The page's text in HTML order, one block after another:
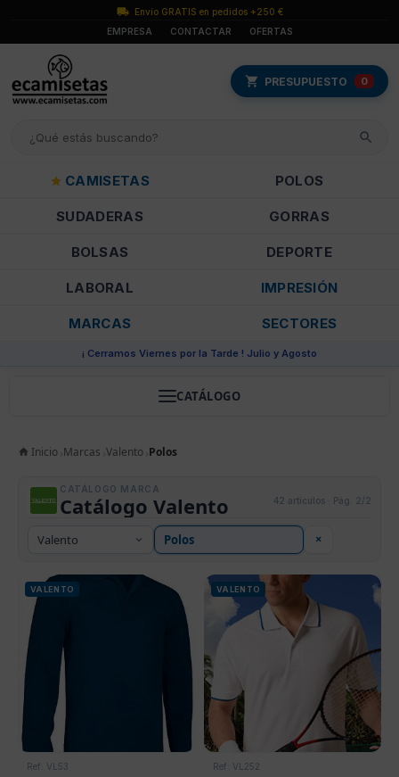
Envío GRATIS en pedidos +250 €
EMPRESA
CONTACTAR OFERTAS
PRESUPUESTO 0
CAMISETAS POLOS
SUDADERAS GORRAS
BOLSAS DEPORTE
LABORAL IMPRESIÓN
MARCAS SECTORES
¡ Cerramos Viernes por la Tarde ! Julio y Agosto
CATÁLOGO
Inicio Marcas Valento Polos
CATÁLOGO MARCA
Catálogo Valento
×
42 artículos · Pág. 2/2
VALENTO
Ref: VL53
VALENTO
Ref: VL252